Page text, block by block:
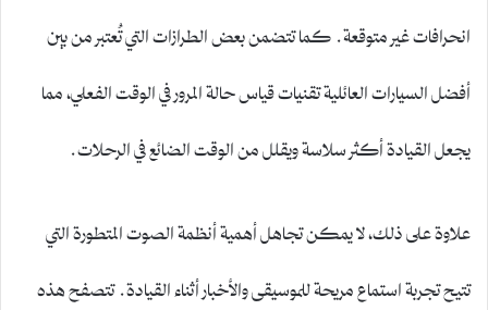
انحرافات غير متوقعة. كما تتضمن بعض الطرازات التي تُعتبر من بين
أفضل السيارات العائلية تقنيات قياس حالة المرور في الوقت الفعلي، مما
يجعل القيادة أكثر سلاسة ويقلل من الوقت الضائع في الرحلات.
علاوة على ذلك، لا يمكن تجاهل أهمية أنظمة الصوت المتطورة التي
تتيح تجربة استماع مريحة للموسيقى والأخبار أثناء القيادة. تتصفح هذه